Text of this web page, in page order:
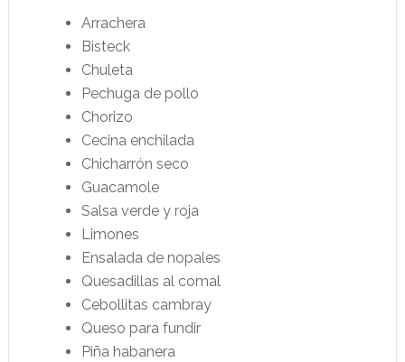
Arrachera
Bisteck
Chuleta
Pechuga de pollo
Chorizo
Cecina enchilada
Chicharrón seco
Guacamole
Salsa verde y roja
Limones
Ensalada de nopales
Quesadillas al comal
Cebollitas cambray
Queso para fundir
Piña habanera